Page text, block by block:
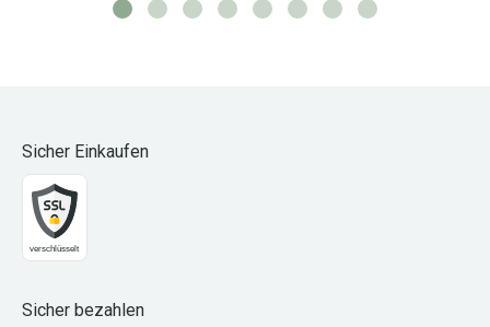
Sicher Einkaufen
Sicher bezahlen